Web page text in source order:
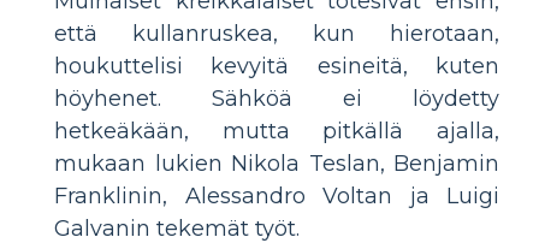
että kullanruskea, kun hierotaan,
houkuttelisi kevyitä esineitä, kuten
höyhenet. Sähköä ei löydetty
hetkeäkään, mutta pitkällä ajalla,
mukaan lukien Nikola Teslan, Benjamin
Franklinin, Alessandro Voltan ja Luigi
Galvanin tekemät työt.